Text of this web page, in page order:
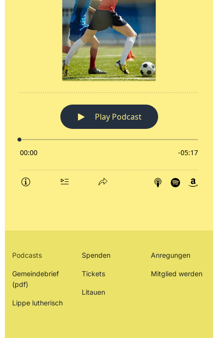
Podcasts
Gemeindebrief
(pdf)
Lippe lutherisch
Spenden
Tickets
Litauen
Anregungen
Mitglied werden